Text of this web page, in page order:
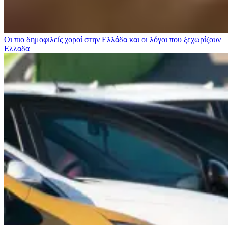
Οι πιο δημοφιλείς χοροί στην Ελλάδα και οι λόγοι που ξεχωρίζουν
Ελλαδα